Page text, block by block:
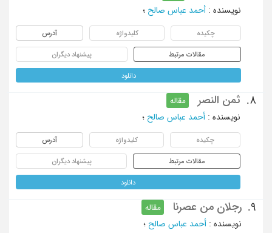
نویسنده : أحمد عباس صالح ؛
چکیده کلیدواژه آدرس
مقالات مرتبط پیشنهاد دیگران
دانلود
8. ثمن النصر
مقاله
نویسنده : أحمد عباس صالح ؛
چکیده کلیدواژه آدرس
مقالات مرتبط پیشنهاد دیگران
دانلود
9. رجلان من عصرنا
مقاله
نویسنده : أحمد عباس صالح ؛